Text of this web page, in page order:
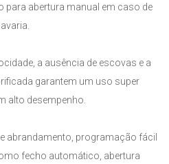
para abertura manual em caso de
avaria.
a ausência de escovas e a
garantem um uso super
alto desempenho.
abrandamento, programação fácil
fecho automático, abertura